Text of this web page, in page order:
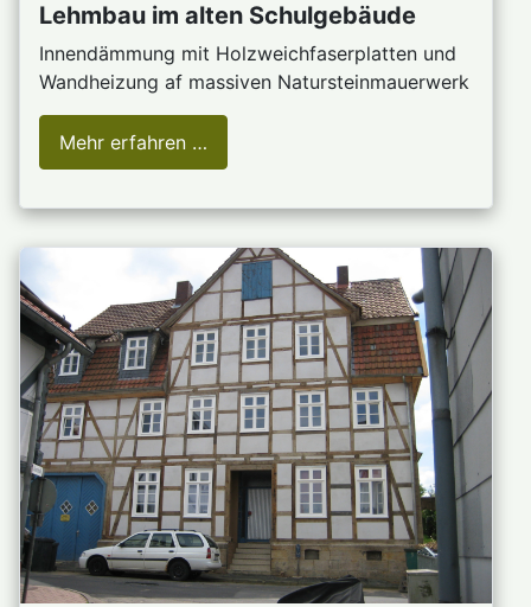
Lehmbau im alten Schulgebäude
Innendämmung mit Holzweichfaserplatten und
Wandheizung af massiven Natursteinmauerwerk
Mehr erfahren …